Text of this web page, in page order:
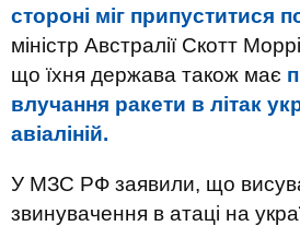
стороні міг припуститися
міністр Австралії Скотт
що їхня держава також має
влучання ракети в літак
авіаліній.
У МЗС РФ заявили, що
звинувачення в атаці на